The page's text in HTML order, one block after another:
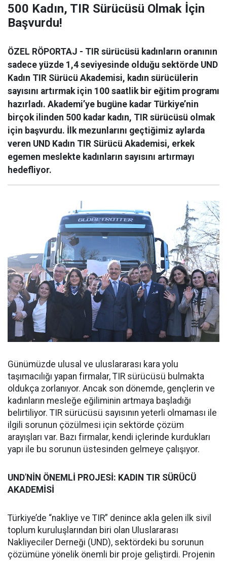
500 Kadın, TIR Sürücüsü Olmak İçin
Başvurdu!
ÖZEL RÖPORTAJ - TIR sürücüsü kadınların oranının
sadece yüzde 1,4 seviyesinde olduğu sektörde UND
Kadın TIR Sürücü Akademisi, kadın sürücülerin
sayısını artırmak için 100 saatlik bir eğitim programı
hazırladı. Akademi’ye bugüne kadar Türkiye’nin
birçok ilinden 500 kadar kadın, TIR sürücüsü olmak
için başvurdu. İlk mezunlarını geçtiğimiz aylarda
veren UND Kadın TIR Sürücü Akademisi, erkek
egemen meslekte kadınların sayısını artırmayı
hedefliyor.
Günümüzde ulusal ve uluslararası kara yolu
taşımacılığı yapan firmalar, TIR sürücüsü bulmakta
oldukça zorlanıyor. Ancak son dönemde, gençlerin ve
kadınların mesleğe eğiliminin artmaya başladığı
belirtiliyor. TIR sürücüsü sayısının yeterli olmaması ile
ilgili sorunun çözülmesi için sektörde çözüm
arayışları var. Bazı firmalar, kendi içlerinde kurdukları
yapı ile bu sorunun üstesinden gelmeye çalışıyor.
UND’NİN ÖNEMLİ PROJESİ: KADIN TIR SÜRÜCÜ
AKADEMİSİ
Türkiye’de “nakliye ve TIR” denince akla gelen ilk sivil
toplum kuruluşlarından biri olan Uluslararası
Nakliyeciler Derneği (UND), sektördeki bu sorunun
çözümüne yönelik önemli bir proje geliştirdi. Projenin